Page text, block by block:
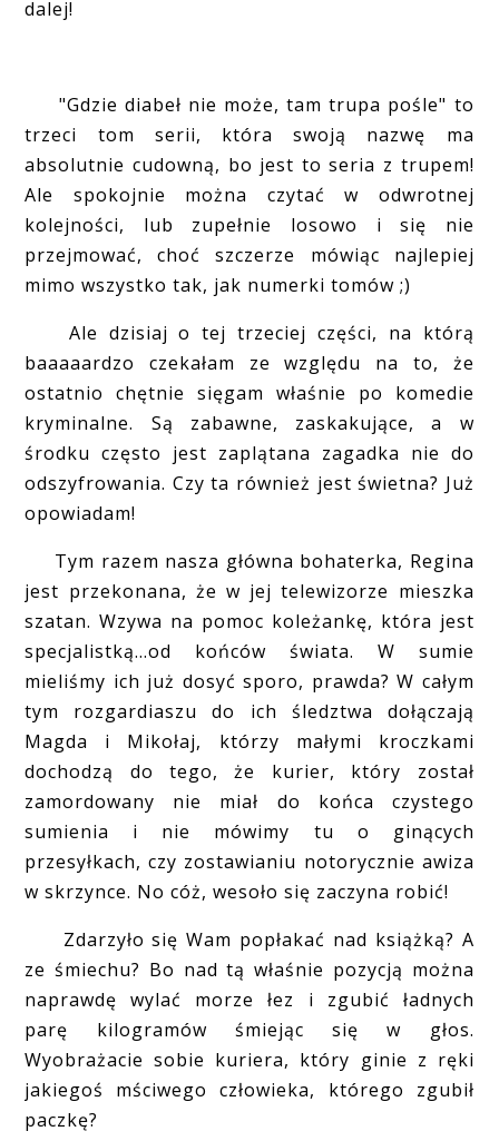
dalej!
"Gdzie diabeł nie może, tam trupa pośle" to
trzeci tom serii, która swoją nazwę ma
absolutnie cudowną, bo jest to seria z trupem!
Ale spokojnie można czytać w odwrotnej
kolejności, lub zupełnie losowo i się nie
przejmować, choć szczerze mówiąc najlepiej
mimo wszystko tak, jak numerki tomów ;)
Ale dzisiaj o tej trzeciej części, na którą
baaaaardzo czekałam ze względu na to, że
ostatnio chętnie sięgam właśnie po komedie
kryminalne. Są zabawne, zaskakujące, a w
środku często jest zaplątana zagadka nie do
odszyfrowania. Czy ta również jest świetna? Już
opowiadam!
Tym razem nasza główna bohaterka, Regina
jest przekonana, że w jej telewizorze mieszka
szatan. Wzywa na pomoc koleżankę, która jest
specjalistką...od końców świata. W sumie
mieliśmy ich już dosyć sporo, prawda? W całym
tym rozgardiaszu do ich śledztwa dołączają
Magda i Mikołaj, którzy małymi kroczkami
dochodzą do tego, że kurier, który został
zamordowany nie miał do końca czystego
sumienia i nie mówimy tu o ginących
przesyłkach, czy zostawianiu notorycznie awiza
w skrzynce. No cóż, wesoło się zaczyna robić!
Zdarzyło się Wam popłakać nad książką? A
ze śmiechu? Bo nad tą właśnie pozycją można
naprawdę wylać morze łez i zgubić ładnych
parę kilogramów śmiejąc się w głos.
Wyobrażacie sobie kuriera, który ginie z ręki
jakiegoś mściwego człowieka, którego zgubił
paczkę?